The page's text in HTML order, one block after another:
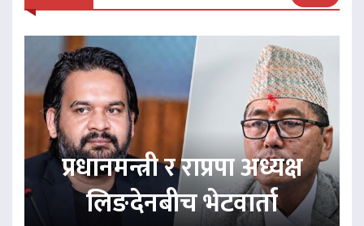
प्रधानमन्त्री र राप्रपा अध्यक्ष
लिङदेनबीच भेटवार्ता